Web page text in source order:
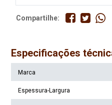
Linha Circulo Charme 396M
Cor 1779* Amarelo Citrico
Compartilhe:
Especificações
Marca
Espessura-Largura